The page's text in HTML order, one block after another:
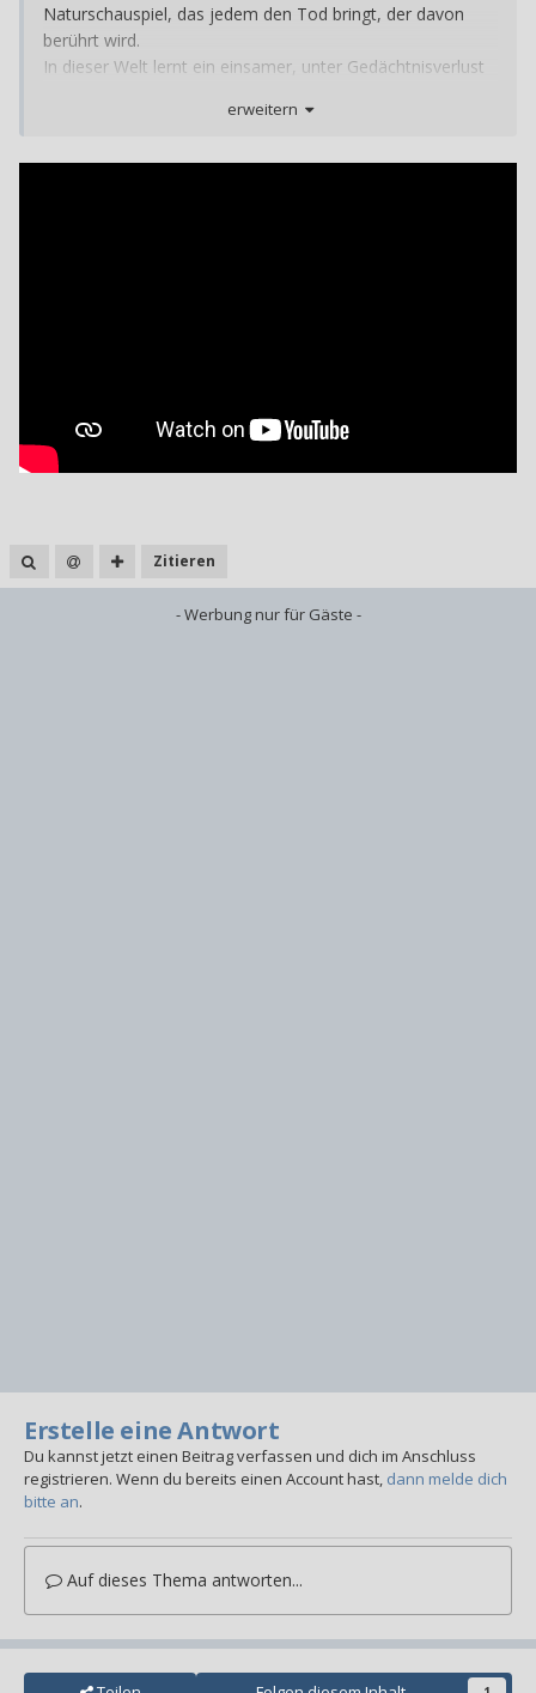
Naturschauspiel, das jedem den Tod bringt, der davon
berührt wird.
In dieser Welt lernt ein einsamer, unter Gedächtnisverlust
Gemeinsam begeben sie sich auf eine Reise, um das
erweitern
Zitieren
- Werbung nur für Gäste -
Erstelle eine Antwort
Du kannst jetzt einen Beitrag verfassen und dich im Anschluss
registrieren. Wenn du bereits einen Account hast, dann melde dich
bitte an.
Auf dieses Thema antworten...